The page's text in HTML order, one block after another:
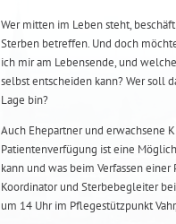
Wer mitten im Leben steht,
Sterben betreffen. Und doch
ich mir am Lebensende, und
selbst entscheiden kann? Wer soll
Lage bin?
Auch Ehepartner und erwachsene
Patientenverfügung ist eine
kann und was beim Verfassen
Koordinator und Sterbebegleiter
um 14 Uhr im Pflegestützpunkt